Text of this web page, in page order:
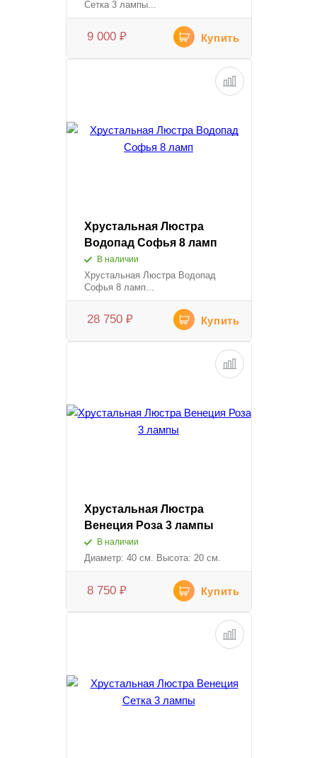
Сетка 3 лампы...
9 000 ₽ Купить
Хрустальная Люстра
Водопад Софья 8 ламп
В наличии
Хрустальная Люстра Водопад
Софья 8 ламп...
28 750 ₽ Купить
Хрустальная Люстра
Венеция Роза 3 лампы
В наличии
Диаметр: 40 см. Высота: 20 см.
8 750 ₽ Купить